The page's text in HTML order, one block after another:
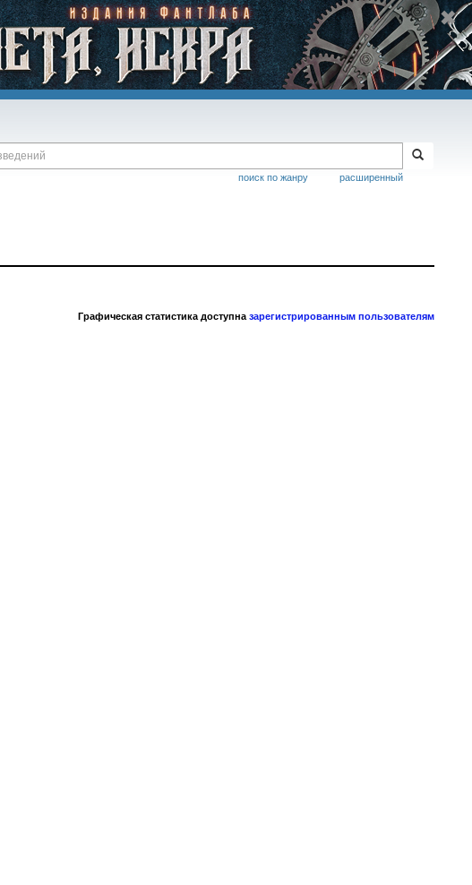
расширенный
поиск по жанру
Графическая статистика доступна зарегистрированным пользователям